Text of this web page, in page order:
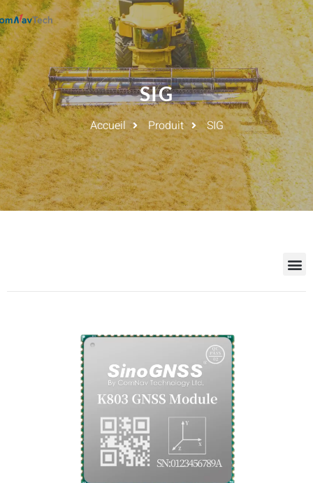
SIG
Accueil Produit SIG